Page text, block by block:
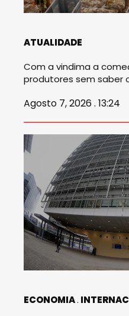
ATUALIDADE
Com a vindima a
produtores sem saber
Agosto 7, 2026 . 13:24
ECONOMIA